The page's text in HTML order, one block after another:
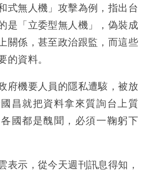
式無人機」攻擊為例，指出台
是「立委型無人機」，偽裝成
關係，甚至政治跟監，而這些
的資料。
府機要人員的隱私遭駭，被放
昌就把資料拿來質詢台上質
國都是醜聞，必須一鞠躬下
表示，從今天週刊訊息得知，